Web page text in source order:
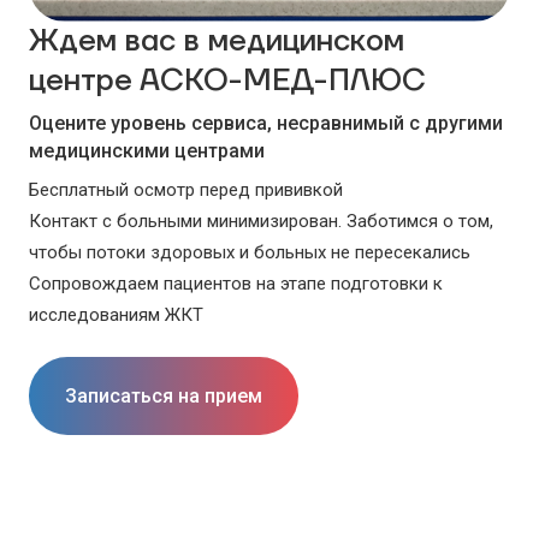
Ждем вас в медицинском
центре АСКО-МЕД-ПЛЮС
Оцените уровень сервиса, несравнимый с другими
медицинскими центрами
Бесплатный осмотр перед прививкой
Контакт с больными минимизирован. Заботимся о том,
чтобы потоки здоровых и больных не пересекались
Сопровождаем пациентов на этапе подготовки к
исследованиям ЖКТ
Записаться на прием